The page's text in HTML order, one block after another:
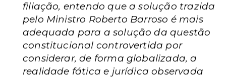
filiação, entendo que a solução trazida
pelo Ministro Roberto Barroso é mais
adequada para a solução da questão
constitucional controvertida por
considerar, de forma globalizada, a
realidade fática e jurídica observada